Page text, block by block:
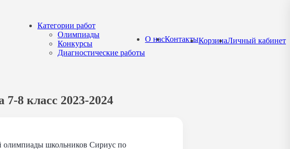
Категории работ
Олимпиады
Конкурсы
Диагностические работы
О насКонтактыКорзинаЛичный кабинет
8 класс 2023-2024
олимпиады школьников Сириус по